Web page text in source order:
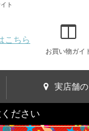
ト
こちら
お買い物ガイ
実店舗
ださい